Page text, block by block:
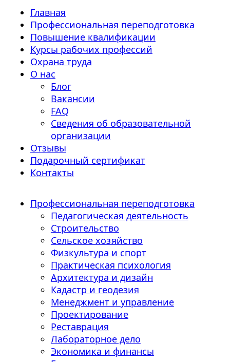
Главная
Профессиональная переподготовка
Повышение квалификации
Курсы рабочих профессий
Охрана труда
О нас
Блог
Вакансии
FAQ
Сведения об образовательной
организации
Отзывы
Подарочный сертификат
Контакты
Профессиональная переподготовка
Педагогическая деятельность
Строительство
Сельское хозяйство
Физкультура и спорт
Практическая психология
Архитектура и дизайн
Кадастр и геодезия
Менеджмент и управление
Проектирование
Реставрация
Лабораторное дело
Экономика и финансы